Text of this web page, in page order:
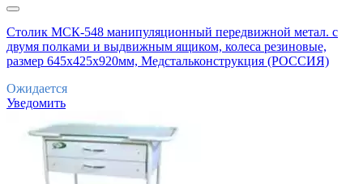
Столик МСК-548 манипуляционный передвижной метал. с
двумя полками и выдвижным ящиком, колеса резиновые,
размер 645х425х920мм, Медстальконструкция (РОССИЯ)
Ожидается
Уведомить